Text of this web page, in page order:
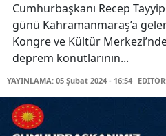
Cumhurbaşkanı Recep
günü Kahramanmaraş’a
Kongre ve Kültür
deprem konutlarının...
YAYINLAMA: 05 Şubat 2024 - 16:54